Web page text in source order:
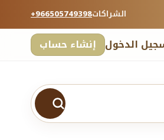
+966505749398الشراكات
الدخول إنشاء حساب